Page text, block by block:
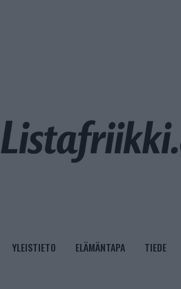
YLEISTIETO ELÄMÄNTAPA TIEDE